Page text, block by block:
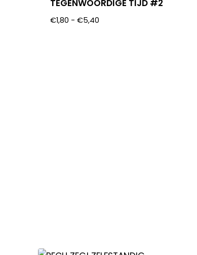
TEGENWOORDIGE TIJD #2
€1,80 - €5,40